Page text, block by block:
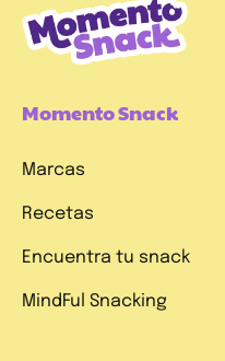
Momento Snack
Marcas
Recetas
Encuentra tu snack
MindFul Snacking